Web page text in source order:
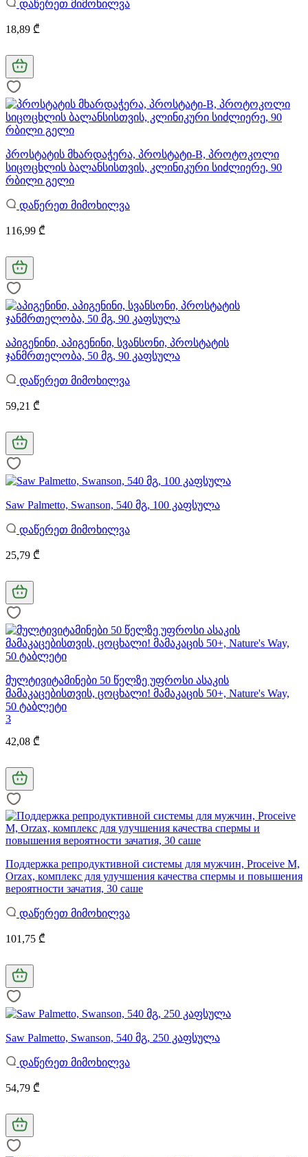
დაწერეთ მიმოხილვა
18,89 ₾
პროსტატის მხარდაჭერა, პროსტატი-B, პროტოკოლი
სიცოცხლის ბალანსისთვის, კლინიკური სიძლიერე, 90
რბილი გელი
დაწერეთ მიმოხილვა
116,99 ₾
აპიგენინი, აპიგენინი, სვანსონი, პროსტატის
ჯანმრთელობა, 50 მგ, 90 კაფსულა
დაწერეთ მიმოხილვა
59,21 ₾
Saw Palmetto, Swanson, 540 მგ, 100 კაფსულა
დაწერეთ მიმოხილვა
25,79 ₾
მულტივიტამინები 50 წელზე უფროსი ასაკის
მამაკაცებისთვის, ცოცხალი! მამაკაცის 50+, Nature's Way,
50 ტაბლეტი
3
42,08 ₾
Поддержка репродуктивной системы для мужчин, Proceive M,
Orzax, комплекс для улучшения качества спермы и повышения
вероятности зачатия, 30 саше
დაწერეთ მიმოხილვა
101,75 ₾
Saw Palmetto, Swanson, 540 მგ, 250 კაფსულა
დაწერეთ მიმოხილვა
54,79 ₾